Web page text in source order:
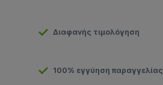
Διαφανής τιμολόγηση
100% εγγύηση παραγγελίας